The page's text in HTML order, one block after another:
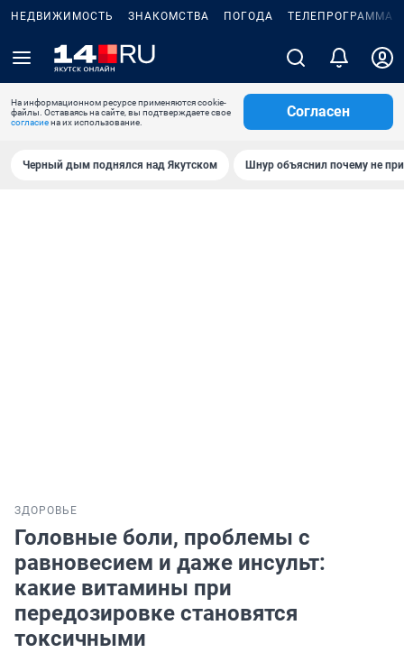
НЕДВИЖИМОСТЬ ЗНАКОМСТВА ПОГОДА ТЕЛЕПРОГРАММА
На информационном ресурсе применяются cookie-
файлы. Оставаясь на сайте, вы подтверждаете свое
согласиена их использование.
Согласен
Черный дым поднялся над Якутском Шнур объяснил почему не
ЗДОРОВЬЕ
Головные боли, проблемы с
равновесием и даже инсульт:
какие витамины при
передозировке становятся
токсичными